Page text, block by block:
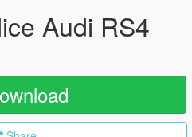
Audi RS4